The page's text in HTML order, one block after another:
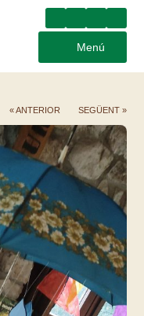
Menú
« ANTERIOR SEGÜENT »